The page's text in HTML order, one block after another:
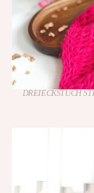
DREIECKSTUCH